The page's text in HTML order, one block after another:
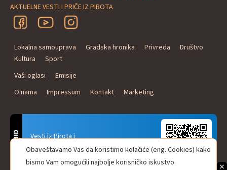
AKTUELNE VESTI I PRIČE IZ PIROTA
Lokalna samouprava Gradska hronika Privreda
Društvo
Kultura
Sport
Vaši oglasi
Emisije
O nama
Impressum Kontakt Marketing
Vesti iz Pirota i
Naxi Plus Radio
Uvek u Vašem džepu!
ANDROID Obaveštavamo Vas da koristimo kolačiće (eng. Cookies) kako
bismo Vam omogućili najbolje korisničko iskustvo.